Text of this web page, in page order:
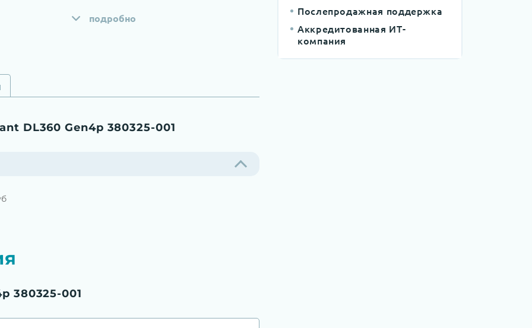
подробно
DL360 Gen4p 380325-001
380325-001
Послепродажная поддержка
Аккредитованная ИТ-
компания